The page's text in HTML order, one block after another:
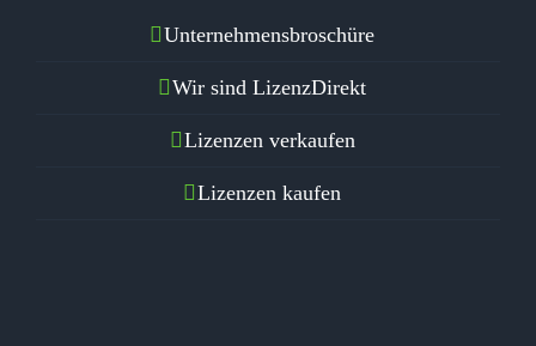
Unternehmensbroschüre
Wir sind LizenzDirekt
Lizenzen verkaufen
Lizenzen kaufen